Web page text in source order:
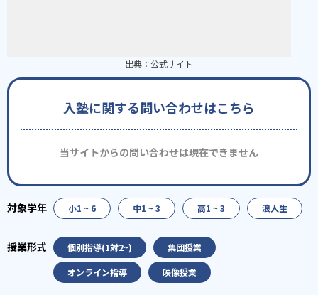
出典： 公式サイト
入塾に関する問い合わせはこちら
当サイトからの問い合わせは現在できません
小1 ~ 6 中1 ~ 3 高1 ~ 3 浪人生
個別指導(1対2~) 集団授業
オンライン指導 映像授業